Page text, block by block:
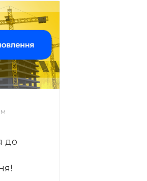
до